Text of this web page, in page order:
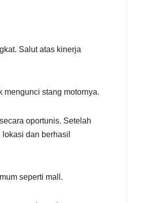
Salut atas kinerja
mengunci stang motornya.
oportunis. Setelah
dan berhasil
seperti mall.